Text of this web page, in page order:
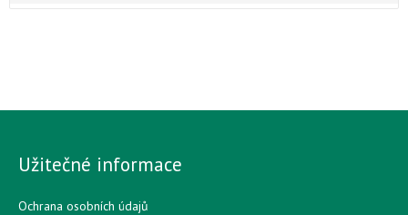
Užitečné informace
Ochrana osobních údajů